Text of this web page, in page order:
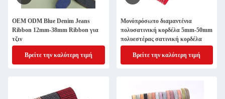
OEM ODM Blue Denim Jeans
Ribbon 12mm-38mm Ribbon για
τζιν
Βρείτε την καλύτερη τιμή
Μονόπρόσωπο διαμαντένια
πολυσατινική κορδέλα 5mm-50mm
πολυεστέρας σατινική κορδέλα
Βρείτε την καλύτερη τιμή